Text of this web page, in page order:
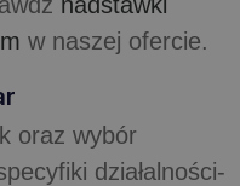
w naszej ofercie.
oraz wybór
działalności-